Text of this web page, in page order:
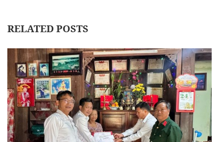
RELATED POSTS